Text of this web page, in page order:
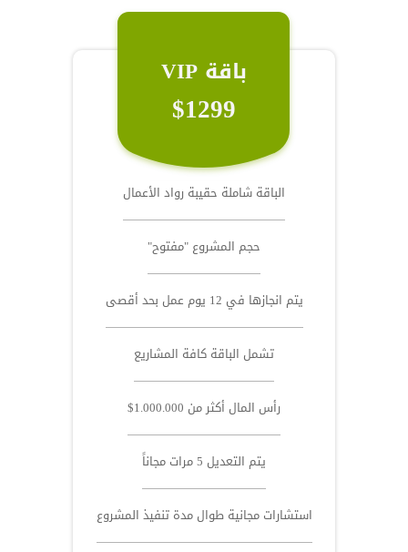
باقة VIP
$1299
الباقة شاملة حقيبة رواد الأعمال
حجم المشروع "مفتوح"
يتم انجازها في 12 يوم عمل بحد أقصى
تشمل الباقة كافة المشاريع
رأس المال أكثر من 1.000.000$
يتم التعديل 5 مرات مجاناً
استشارات مجانية طوال مدة تنفيذ المشروع